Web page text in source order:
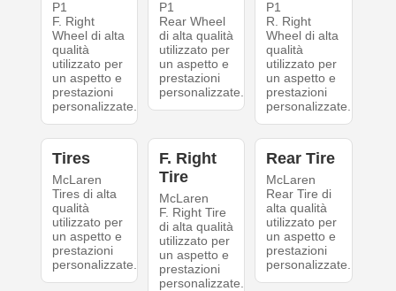
P1
F. Right
Wheel di alta
qualità
utilizzato per
un aspetto e
prestazioni
personalizzate.
P1
Rear Wheel
di alta qualità
utilizzato per
un aspetto e
prestazioni
personalizzate.
P1
R. Right
Wheel di alta
qualità
utilizzato per
un aspetto e
prestazioni
personalizzate.
Tires
McLaren
Tires di alta
qualità
utilizzato per
un aspetto e
prestazioni
personalizzate.
F. Right
Tire
McLaren
F. Right Tire
di alta qualità
utilizzato per
un aspetto e
prestazioni
personalizzate.
Rear Tire
McLaren
Rear Tire di
alta qualità
utilizzato per
un aspetto e
prestazioni
personalizzate.